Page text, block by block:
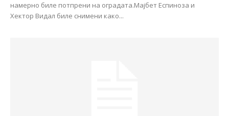
намерно биле потпрени на оградата.Мајбет Еспиноза и
Хектор Видал биле снимени како...